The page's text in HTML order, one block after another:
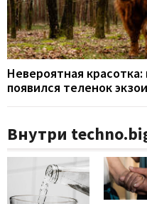
Невероятная
появился теленок
Внутри